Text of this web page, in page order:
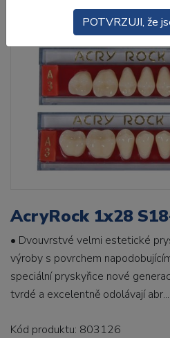
AcryRock 1x28
• Dvouvrstvé velmi estetické
výroby s povrchem
speciální pryskyřice nové
tvrdé a excelentně odolávají abr...
Kód produktu: 803126
POTVRZUJI, že